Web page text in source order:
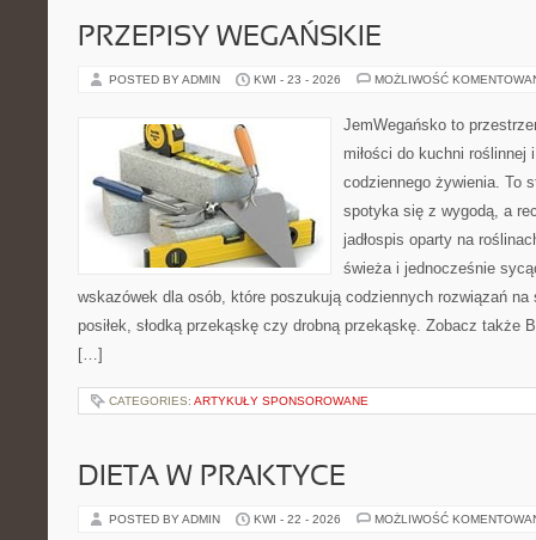
PRZEPISY WEGAŃSKIE
POSTED BY ADMIN KWI - 23 - 2026 MOŻLIWOŚĆ
JemWegańsko to
miłości do kuchni roślinnej
codziennego żywienia. To
spotyka się z wygodą, a
jadłospis oparty na
świeża i jednocześnie
wskazówek dla osób, które poszukują codziennych rozwiązań na
posiłek, słodką przekąskę czy drobną przekąskę. Zobacz także
[…]
CATEGORIES: ARTYKUŁY SPONSOROWANE
DIETA W PRAKTYCE
POSTED BY ADMIN KWI - 22 - 2026 MOŻLIWOŚĆ